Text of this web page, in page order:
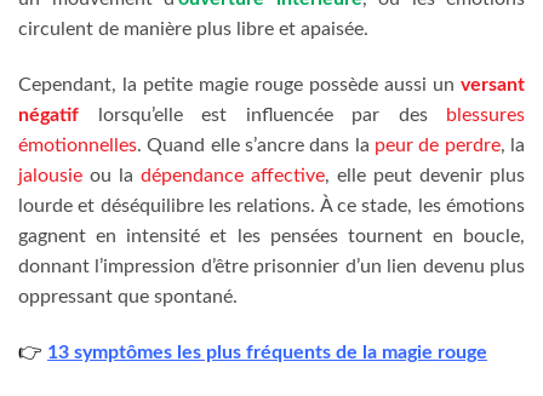
circulent de manière plus libre et apaisée.
Cependant, la petite magie rouge possède aussi un versant
négatif
lorsqu’elle est influencée par des
blessures
émotionnelles. Quand elle s’ancre dans la peur de perdre, la
jalousie ou la dépendance affective, elle peut devenir plus
lourde et déséquilibre les relations. À ce stade, les émotions
gagnent en intensité et les pensées tournent en boucle,
donnant l’impression d’être prisonnier d’un lien devenu plus
oppressant que spontané.
👉 13 symptômes les plus fréquents de la magie rouge